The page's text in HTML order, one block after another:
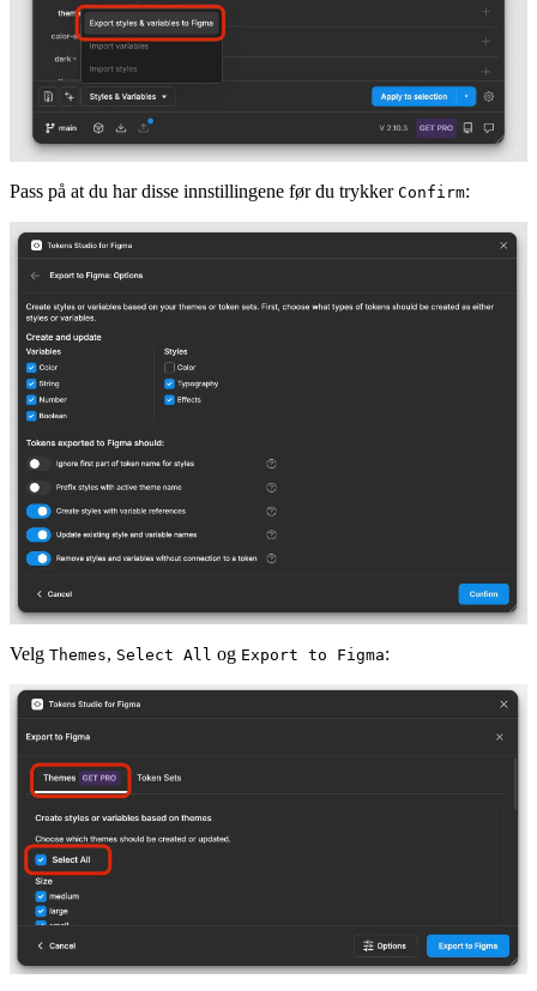
Pass på at du har disse innstillingene før du trykker Confirm:
Velg Themes, Select All og Export to Figma: